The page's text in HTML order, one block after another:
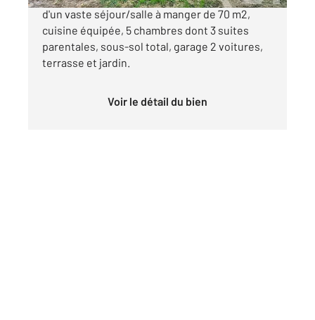
d'un vaste séjour/salle à manger de 70 m2,
cuisine équipée, 5 chambres dont 3 suites
parentales, sous-sol total, garage 2 voitures,
terrasse et jardin.
Voir le détail du bien